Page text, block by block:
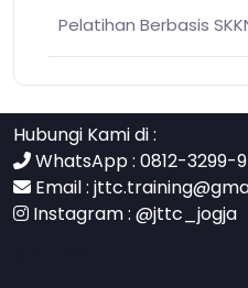
Pelatihan Berbasis
Hubungi Kami di :
WhatsApp : 0812-3299-
Email :
Instagram : @jttc_jogja